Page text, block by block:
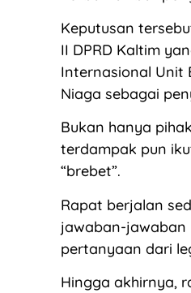
Keputusan
II DPRD Kaltim
Internasional Unit
Niaga sebagai
Bukan hanya
terdampak pun
“brebet”.
Rapat berjalan
jawaban-jawaban
pertanyaan dari
Hingga akhirnya,